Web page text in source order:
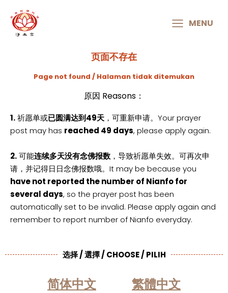
MENU
MENU
页面不存在
Page not found / Halaman tidak ditemukan
原因 Reasons：
1.祈愿单或已圆满达到49天 ，可重新申请。Your prayer
post may has reached 49 days, please apply again.
2.可能连续多天没有念佛报数 ，导致祈愿单失效。可再次申
请，并记得日日念佛报数哦。It may be because you
have not reported the number of Nianfo for
several days, so the prayer post has been
automatically set to be invalid. Please apply again and
remember to report number of Nianfo everyday.
选择 / 選擇 / CHOOSE / PILIH
简体中文 繁體中文